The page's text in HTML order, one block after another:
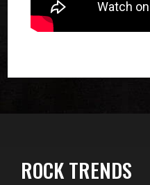
ROCK TRENDS